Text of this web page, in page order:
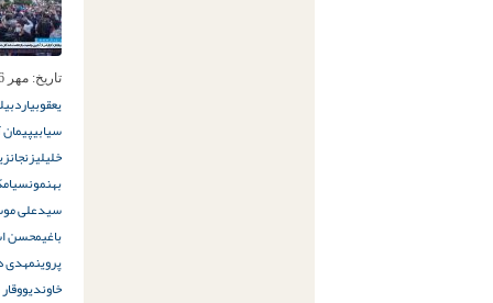
تاریخ: مهر 16ام, 1399
یعقوبی
سیابیپیمان
خلیلیزنجان
بهنمون
سیدعلی
باغیمحسن
پروینمهدی
خاوندی